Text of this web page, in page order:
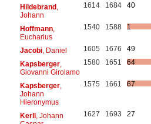
Hildebrand,
Johann
1614 1684 40
Hoffmann,
Eucharius
1540 1588 1
Jacobi, Daniel 1605 1676
49
Kapsberger,
Giovanni Girolamo
1580 1651 64
Kapsberger,
Johann
Hieronymus
1575 1661 67
Kerll, Johann
1627 1693 27